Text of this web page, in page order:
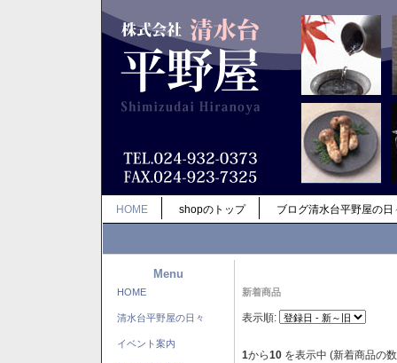
HOME shopのトップ ブログ清水台平野屋の日
Menu
HOME
清水台平野屋の日々
イベント案内
新着商品
表示順:
1から10 を表示中 (新着商品の